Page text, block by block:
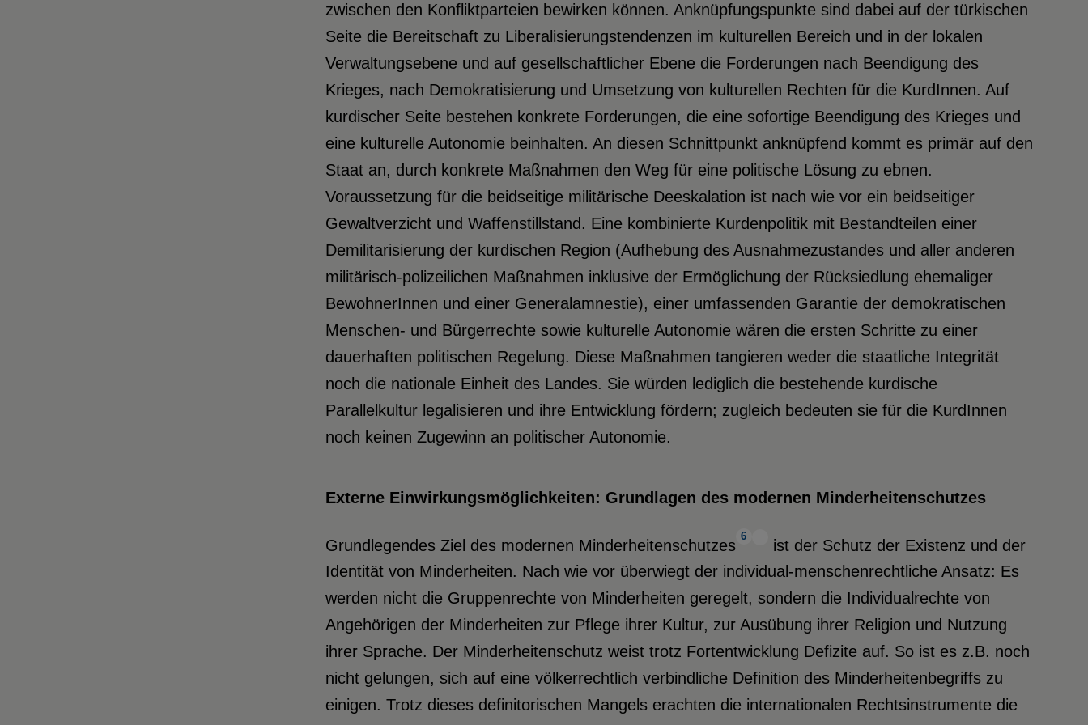
zwischen den Konfliktparteien bewirken können. Anknüpfungspunkte sind dabei auf der türkischen
Seite die Bereitschaft zu Liberalisierungstendenzen im kulturellen Bereich und in der lokalen
Verwaltungsebene und auf gesellschaftlicher Ebene die Forderungen nach Beendigung des
Krieges, nach Demokratisierung und Umsetzung von kulturellen Rechten für die KurdInnen. Auf
kurdischer Seite bestehen konkrete Forderungen, die eine sofortige Beendigung des Krieges und
eine kulturelle Autonomie beinhalten. An diesen Schnittpunkt anknüpfend kommt es primär auf den
Staat an, durch konkrete Maßnahmen den Weg für eine politische Lösung zu ebnen.
Voraussetzung für die beidseitige militärische Deeskalation ist nach wie vor ein beidseitiger
Gewaltverzicht und Waffenstillstand. Eine kombinierte Kurdenpolitik mit Bestandteilen einer
Demilitarisierung der kurdischen Region (Aufhebung des Ausnahmezustandes und aller anderen
militärisch-polizeilichen Maßnahmen inklusive der Ermöglichung der Rücksiedlung ehemaliger
BewohnerInnen und einer Generalamnestie), einer umfassenden Garantie der demokratischen
Menschen- und Bürgerrechte sowie kulturelle Autonomie wären die ersten Schritte zu einer
dauerhaften politischen Regelung. Diese Maßnahmen tangieren weder die staatliche Integrität
noch die nationale Einheit des Landes. Sie würden lediglich die bestehende kurdische
Parallelkultur legalisieren und ihre Entwicklung fördern; zugleich bedeuten sie für die KurdInnen
noch keinen Zugewinn an politischer Autonomie.
Externe Einwirkungsmöglichkeiten: Grundlagen des modernen Minderheitenschutzes
Grundlegendes Ziel des modernen Minderheitenschutzes
6
ist der Schutz der Existenz und der
Identität von Minderheiten. Nach wie vor überwiegt der individual-menschenrechtliche Ansatz: Es
werden nicht die Gruppenrechte von Minderheiten geregelt, sondern die Individualrechte von
Angehörigen der Minderheiten zur Pflege ihrer Kultur, zur Ausübung ihrer Religion und Nutzung
ihrer Sprache. Der Minderheitenschutz weist trotz Fortentwicklung Defizite auf. So ist es z.B. noch
nicht gelungen, sich auf eine völkerrechtlich verbindliche Definition des Minderheitenbegriffs zu
einigen. Trotz dieses definitorischen Mangels erachten die internationalen Rechtsinstrumente die